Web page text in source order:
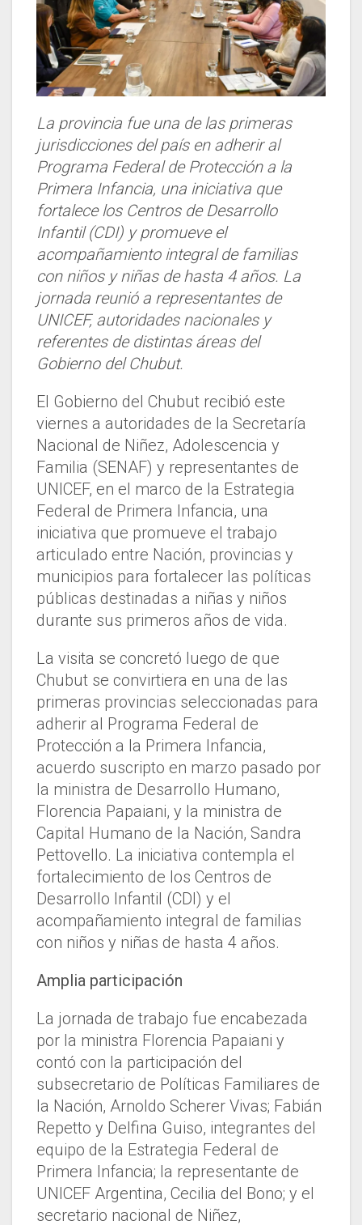
La provincia fue una de las primeras
jurisdicciones del país en adherir al
Programa Federal de Protección a la
Primera Infancia, una iniciativa que
fortalece los Centros de Desarrollo
Infantil (CDI) y promueve el
acompañamiento integral de familias
con niños y niñas de hasta 4 años. La
jornada reunió a representantes de
UNICEF, autoridades nacionales y
referentes de distintas áreas del
Gobierno del Chubut.
El Gobierno del Chubut recibió este
viernes a autoridades de la Secretaría
Nacional de Niñez, Adolescencia y
Familia (SENAF) y representantes de
UNICEF, en el marco de la Estrategia
Federal de Primera Infancia, una
iniciativa que promueve el trabajo
articulado entre Nación, provincias y
municipios para fortalecer las políticas
públicas destinadas a niñas y niños
durante sus primeros años de vida.
La visita se concretó luego de que
Chubut se convirtiera en una de las
primeras provincias seleccionadas para
adherir al Programa Federal de
Protección a la Primera Infancia,
acuerdo suscripto en marzo pasado por
la ministra de Desarrollo Humano,
Florencia Papaiani, y la ministra de
Capital Humano de la Nación, Sandra
Pettovello. La iniciativa contempla el
fortalecimiento de los Centros de
Desarrollo Infantil (CDI) y el
acompañamiento integral de familias
con niños y niñas de hasta 4 años.
Amplia participación
La jornada de trabajo fue encabezada
por la ministra Florencia Papaiani y
contó con la participación del
subsecretario de Políticas Familiares de
la Nación, Arnoldo Scherer Vivas; Fabián
Repetto y Delfina Guiso, integrantes del
equipo de la Estrategia Federal de
Primera Infancia; la representante de
UNICEF Argentina, Cecilia del Bono; y el
secretario nacional de Niñez,